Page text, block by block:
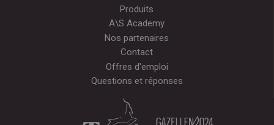
Produits
A\S Academy
Nos partenaires
Contact
Offres d'emploi
Questions et réponses